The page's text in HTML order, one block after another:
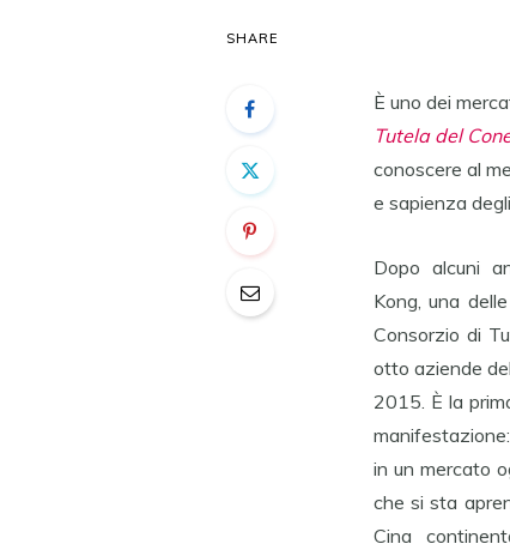
SHARE
È uno dei
Tutela del
conoscere al
e sapienza
Dopo alcuni
Kong, una
Consorzio di
otto aziende
2015. È la
in un mercato
che si sta
Cina